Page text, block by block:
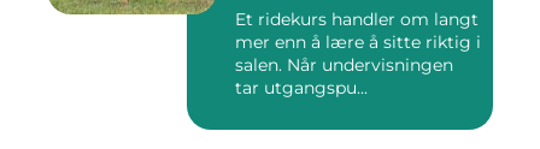
Et ridekurs handler om langt
mer enn å lære å sitte riktig i
salen. Når undervisningen
tar utgangspu...